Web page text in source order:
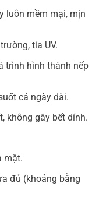
luôn mềm mại, mịn
tia UV.
trình hình thành nếp
cả ngày dài.
không gây bết dính.
mặt.
đủ (khoảng bằng